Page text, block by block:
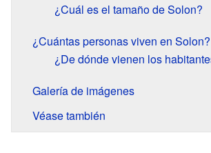
¿Cuál es el tamaño de Solon?
¿Cuántas personas viven en Solon?
¿De dónde vienen los
Galería de imágenes
Véase también